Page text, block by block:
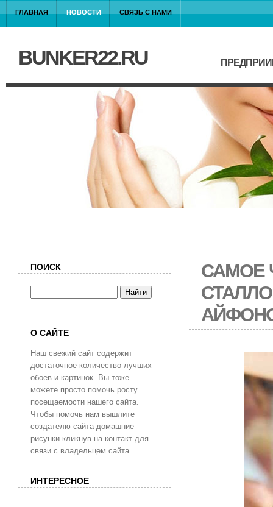
ГЛАВНАЯ НОВОСТИ СВЯЗЬ С НАМИ
BUNKER22.RU
САМОЕ
ПОИСК
О САЙТЕ
Наш свежий сайт содержит
достаточное количество лучших
обоев и картинок. Вы тоже
можете просто помочь росту
посещаемости нашего сайта.
Чтобы помочь нам вышлите
создателю сайта домашние
рисунки кликнув на контакт для
связи с владельцем сайта.
ИНТЕРЕСНОЕ